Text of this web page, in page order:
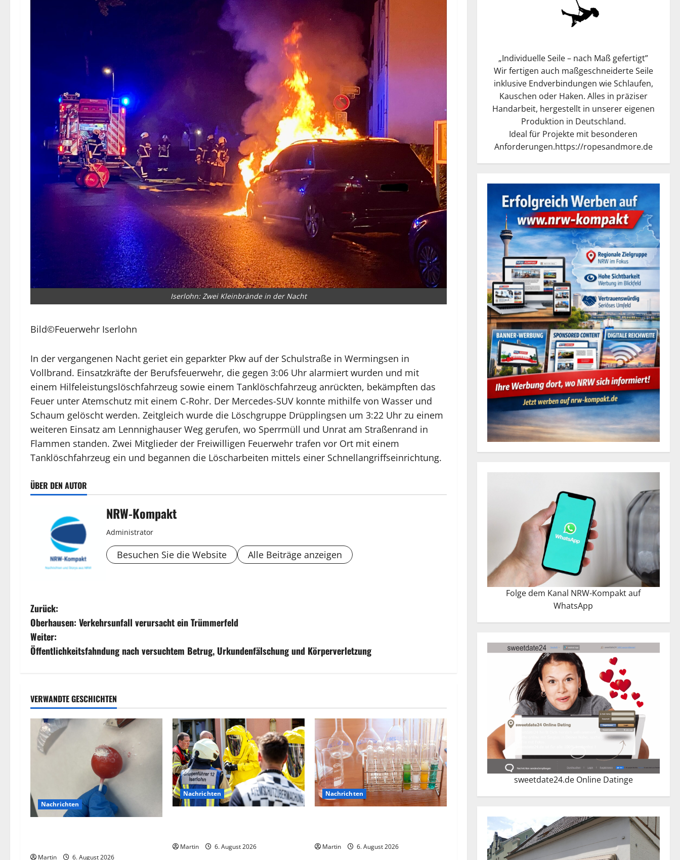
Iserlohn: Zwei Kleinbrände in der Nacht
Bild©Feuerwehr Iserlohn
In der vergangenen Nacht geriet ein geparkter Pkw auf der Schulstraße in Wermingsen in
Vollbrand. Einsatzkräfte der Berufsfeuerwehr, die gegen 3:06 Uhr alarmiert wurden und mit
einem Hilfeleistungslöschfahrzeug sowie einem Tanklöschfahrzeug anrückten, bekämpften das
Feuer unter Atemschutz mit einem C-Rohr. Der Mercedes-SUV konnte mithilfe von Wasser und
Schaum gelöscht werden. Zeitgleich wurde die Löschgruppe Drüpplingsen um 3:22 Uhr zu einem
weiteren Einsatz am Lennnighauser Weg gerufen, wo Sperrmüll und Unrat am Straßenrand in
Flammen standen. Zwei Mitglieder der Freiwilligen Feuerwehr trafen vor Ort mit einem
Tanklöschfahrzeug ein und begannen die Löscharbeiten mittels einer Schnellangriffseinrichtung.
ÜBER DEN AUTOR
NRW-Kompakt
Administrator
Besuchen Sie die Website Alle Beiträge anzeigen
B
e
i
r
a
a
v
Zurück:
Oberhausen: Verkehrsunfall verursacht ein Trümmerfeld
Weiter:
Öffentlichkeitsfahndung nach versuchtem Betrug, Urkundenfälschung und Körperverletzung
VERWANDTE GESCHICHTEN
Nachrichten
Martin 6. August 2026
Nachrichten
Martin 6. August 2026
Nachrichten
Martin 6. August 2026
„Individuelle Seile – nach Maß gefertigt”
Wir fertigen auch maßgeschneiderte Seile
inklusive Endverbindungen wie Schlaufen,
Kauschen oder Haken. Alles in präziser
Handarbeit, hergestellt in unserer eigenen
Produktion in Deutschland.
Ideal für Projekte mit besonderen
Anforderungen.https://ropesandmore.de
Folge dem Kanal NRW-Kompakt auf
WhatsApp
sweetdate24.de Online Datinge